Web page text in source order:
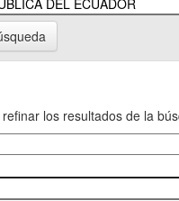
los resultados de la